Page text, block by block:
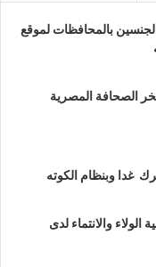
بالمحافظات لموقع
الصحافة المصرية
غدا وبنظام الكوته
والانتماء لدى